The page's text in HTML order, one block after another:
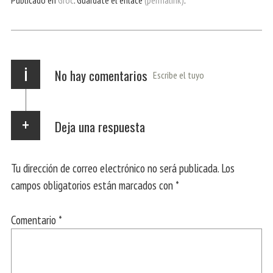
p m r
i No hay comentarios Escribe el tuyo
Deja una respuesta
Tu dirección de correo electrónico no será publicada. Los
campos obligatorios están marcados con *
Comentario *